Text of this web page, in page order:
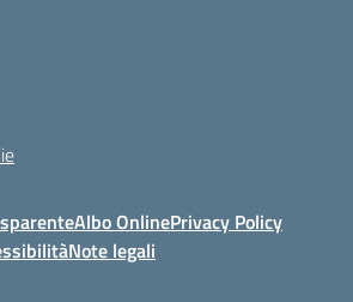
Albo OnlinePrivacy Policy
Note legali